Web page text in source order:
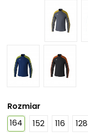
Rozmiar
164
152 116 128